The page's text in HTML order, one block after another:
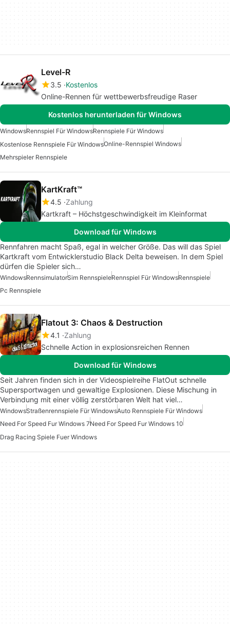
Level-R
3.5 Kostenlos
Online-Rennen für wettbewerbsfreudige Raser
Kostenlos herunterladen für Windows
WindowsRennspiel Für WindowsRennspiele Für Windows
Kostenlose Rennspiele Für WindowsOnline-Rennspiel Windows
Mehrspieler Rennspiele
KartKraft™
4.5 Zahlung
Kartkraft – Höchstgeschwindigkeit im Kleinformat
Download für Windows
Rennfahren macht Spaß, egal in welcher Größe. Das will das Spiel
Kartkraft vom Entwicklerstudio Black Delta beweisen. In dem Spiel
dürfen die Spieler sich…
WindowsRennsimulatorSim RennspieleRennspiel Für WindowsRennspiele
Pc Rennspiele
Flatout 3: Chaos & Destruction
4.1
Zahlung
Schnelle Action in explosionsreichen Rennen
Download für Windows
Seit Jahren finden sich in der Videospielreihe FlatOut schnelle
Supersportwagen und gewaltige Explosionen. Diese Mischung in
Verbindung mit einer völlig zerstörbaren Welt hat viel…
WindowsStraßenrennspiele Für WindowsAuto Rennspiele Für Windows
Need For Speed Fur Windows 7Need For Speed Fur Windows 10
Drag Racing Spiele Fuer Windows